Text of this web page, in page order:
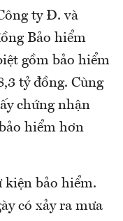
ty Đ. và
Bảo hiểm
gồm bảo hiểm
tỷ đồng. Cùng
chứng nhận
hiểm hơn
kiện bảo hiểm.
có xảy ra mưa